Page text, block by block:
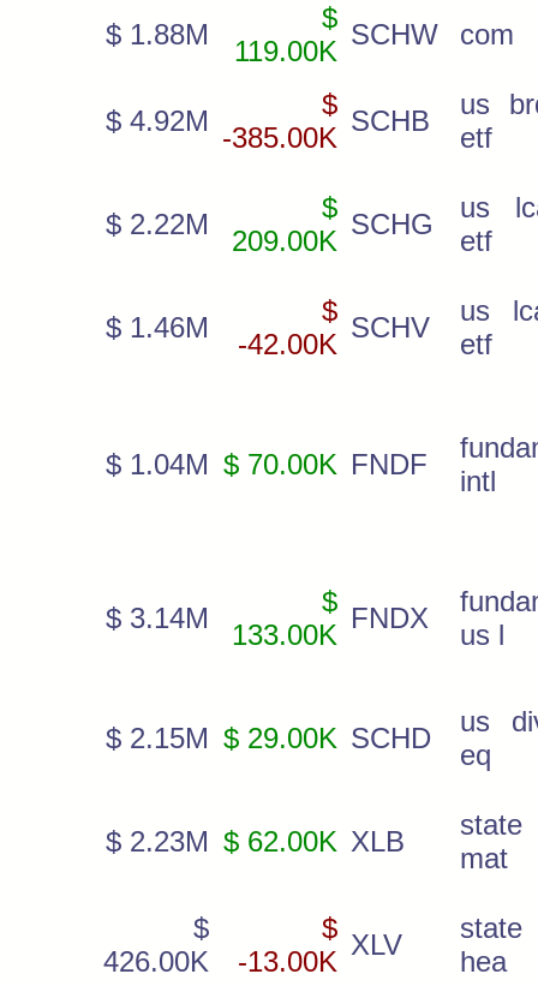
$ 1.88M
$
119.00K
SCHW com
$ 4.92M
$
-385.00K
SCHB
us
etf
$ 2.22M
$
209.00K
SCHG
us
etf
$ 1.46M
$
-42.00K
SCHV
us
etf
$ 1.04M $ 70.00K FNDF
intl
$ 3.14M
$
133.00K
FNDX
us l
$ 2.15M $ 29.00K SCHD
us
eq
$ 2.23M $ 62.00K XLB
state
mat
$
426.00K
$
-13.00K
XLV
state
hea